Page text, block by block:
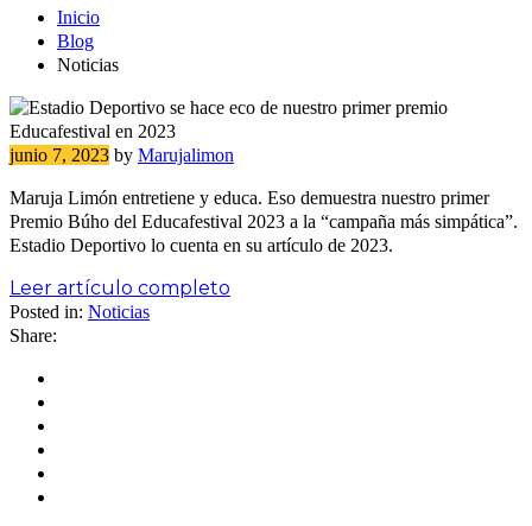
Inicio
Blog
Noticias
junio 7, 2023 by Marujalimon
Maruja Limón entretiene y educa. Eso demuestra nuestro primer
Premio Búho del Educafestival 2023 a la “campaña más simpática”.
Estadio Deportivo lo cuenta en su artículo de 2023.
Leer artículo completo
Posted in: Noticias
Share: